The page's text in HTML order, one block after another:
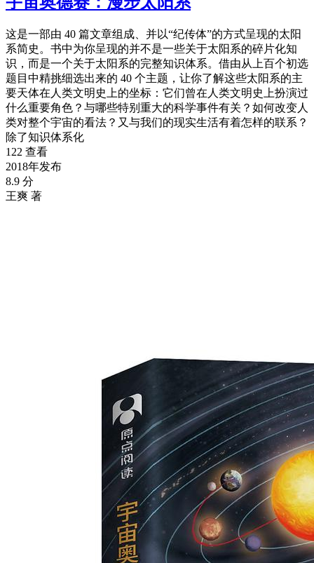
这是一部由 40 篇文章组成、并以“纪传体”的方式呈现的太阳
系简史。书中为你呈现的并不是一些关于太阳系的碎片化知
识，而是一个关于太阳系的完整知识体系。借由从上百个初选
题目中精挑细选出来的 40 个主题，让你了解这些太阳系的主
要天体在人类文明史上的坐标：它们曾在人类文明史上扮演过
什么重要角色？与哪些特别重大的科学事件有关？如何改变人
类对整个宇宙的看法？又与我们的现实生活有着怎样的联系？
除了知识体系化
122 查看
2018年发布
8.9 分
王爽 著